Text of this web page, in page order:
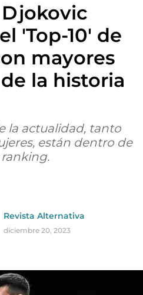
'Top-10' de
mayores
la historia
la actualidad, tanto
están dentro de
Revista Alternativa
diciembre 20, 2023